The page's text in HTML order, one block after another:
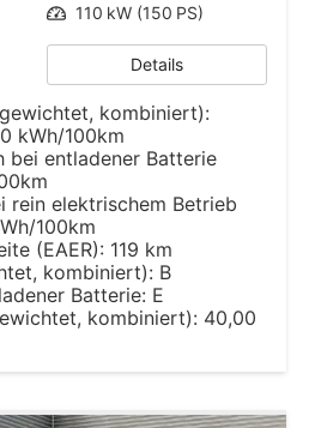
Leistung 110 kW (150 PS)
Details
kombiniert):
kWh/100km
bei entladener Batterie
rein elektrischem Betrieb
100km
(EAER): 119 km
kombiniert): B
Batterie: E
kombiniert): 40,00